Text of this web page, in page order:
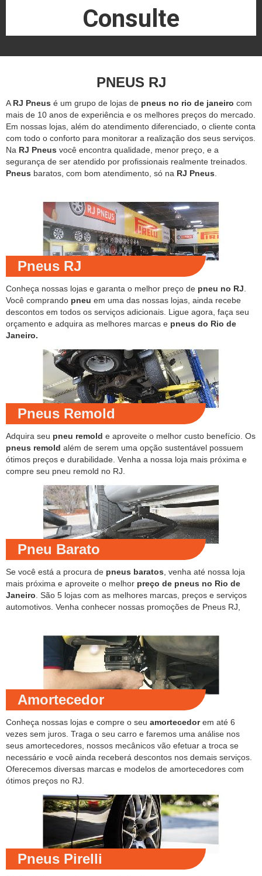
Consulte
PNEUS RJ
A RJ Pneus é um grupo de lojas de pneus no rio de janeiro com
mais de 10 anos de experiência e os melhores preços do mercado.
Em nossas lojas, além do atendimento diferenciado, o cliente conta
com todo o conforto para monitorar a realização dos seus serviços.
Na RJ Pneus você encontra qualidade, menor preço, e a
segurança de ser atendido por profissionais realmente treinados.
Pneus baratos, com bom atendimento, só na RJ Pneus
Pneus RJ
Conheça nossas lojas e garanta o melhor preço de pneu no RJ
Você comprando pneu em uma das nossas lojas, ainda recebe
descontos em todos os serviços adicionais. Ligue agora, faça seu
orçamento e adquira as melhores marcas e pneus do Rio de
Janeiro.
Pneus Remold
Adquira seu pneu remold e aproveite o melhor custo benefício. Os
pneus remold além de serem uma opção sustentável possuem
ótimos preços e durabilidade. Venha a nossa loja mais próxima e
compre seu pneu remold no RJ.
Pneu Barato
Se você está a procura de pneus baratos , venha até nossa loja
mais próxima e aproveite o melhor preço de pneus no Rio de
Janeiro . São 5 lojas com as melhores marcas, preços e serviços
automotivos. Venha conhecer nossas promoções de Pneus RJ,
Amortecedor
Conheça nossas lojas e compre o seu amortecedorem até 6
vezes sem juros. Traga o seu carro e faremos uma análise nos
seus amortecedores, nossos mecânicos vão efetuar a troca se
necessário e você ainda receberá descontos nos demais serviços.
Oferecemos diversas marcas e modelos de amortecedores com
ótimos preços no RJ.
Pneus Pirelli